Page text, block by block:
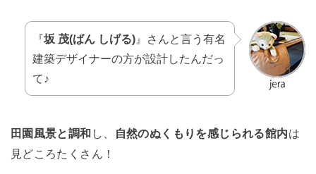
『坂 茂(ばん しげる)』さんと言う有名
建築デザイナーの方が設計したんだっ
て♪
田園風景と調和 し、 自然のぬくもりを感じられる館内は
見どころたくさん！